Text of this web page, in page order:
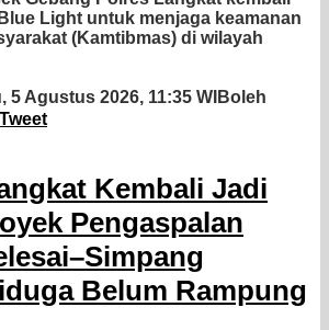
Light untuk menjaga keamanan
(Kamtibmas) di wilayah
5 Agustus 2026, 11:35 WIBoleh
Tweet
Kembali Jadi
Pengaspalan
Belum Rampung